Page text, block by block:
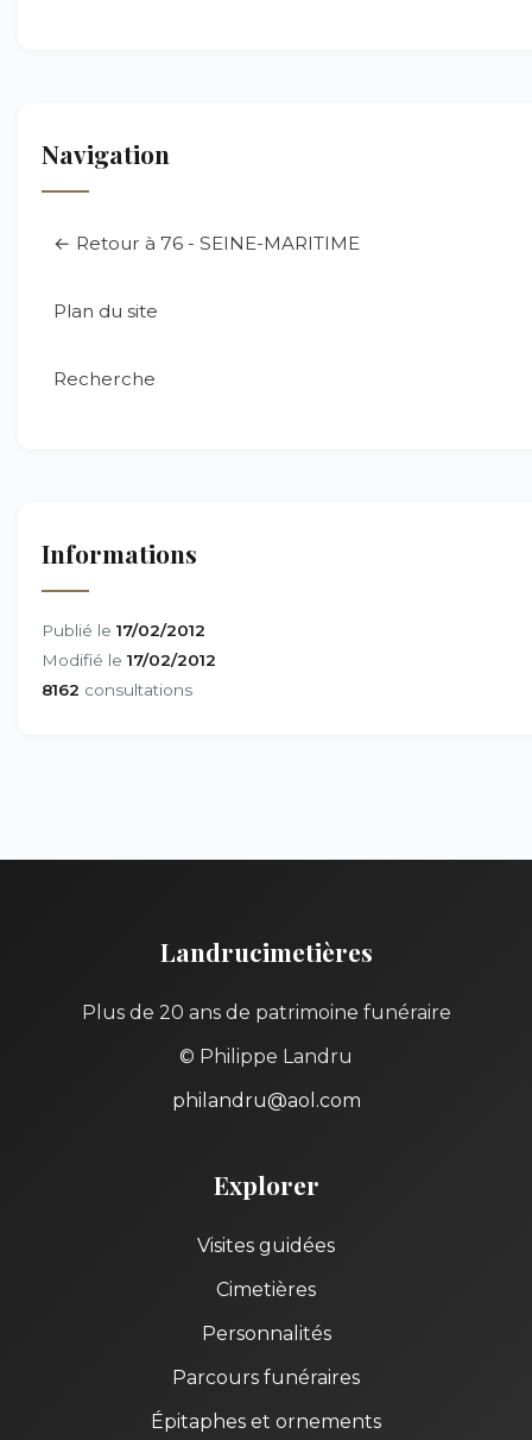
Navigation
← Retour à 76 - SEINE-MARITIME
Plan du site
Recherche
Informations
Publié le 17/02/2012
Modifié le 17/02/2012
8162 consultations
Landrucimetières
Plus de 20 ans de patrimoine funéraire
© Philippe Landru
philandru@aol.com
Explorer
Visites guidées
Cimetières
Personnalités
Parcours funéraires
Épitaphes et ornements